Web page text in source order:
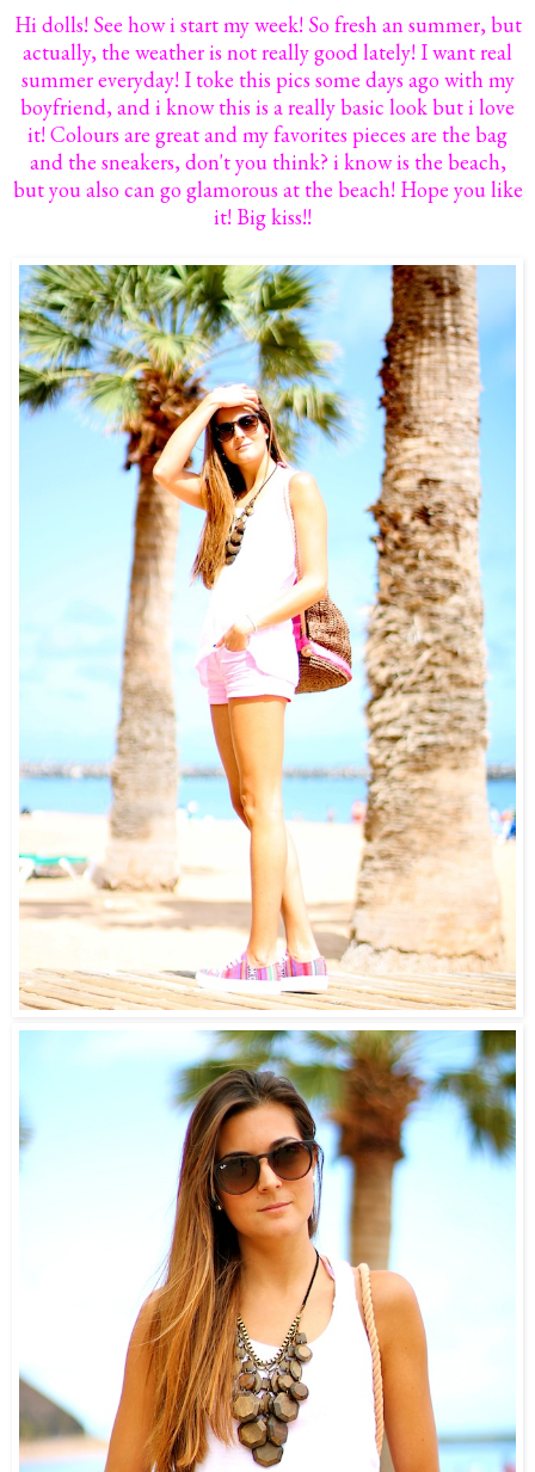
Hi dolls! See how i start my week! So fresh an summer, but
actually, the weather is not really good lately! I want real
summer everyday! I toke this pics some days ago with my
boyfriend, and i know this is a really basic look but i love
it! Colours are great and my favorites pieces are the bag
and the sneakers, don't you think? i know is the beach,
but you also can go glamorous at the beach! Hope you like
it! Big kiss!!